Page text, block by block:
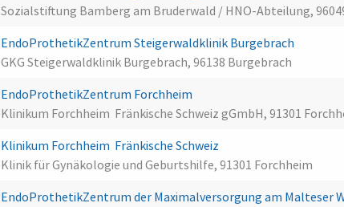
Sozialstiftung Bamberg am Bruderwald / HNO-Abteilung,
EndoProthetikZentrum Steigerwaldklinik Burgebrach
GKG Steigerwaldklinik Burgebrach, 96138 Burgebrach
EndoProthetikZentrum Forchheim
Klinikum Forchheim  Fränkische Schweiz gGmbH, 91301
Klinikum Forchheim  Fränkische Schweiz
Klinik für Gynäkologie und Geburtshilfe, 91301 Forchheim
EndoProthetikZentrum der Maximalversorgung am Malteser